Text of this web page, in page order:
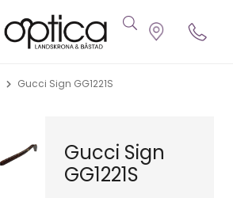
Gucci Sign GG1221S
Gucci Sign
GG1221S